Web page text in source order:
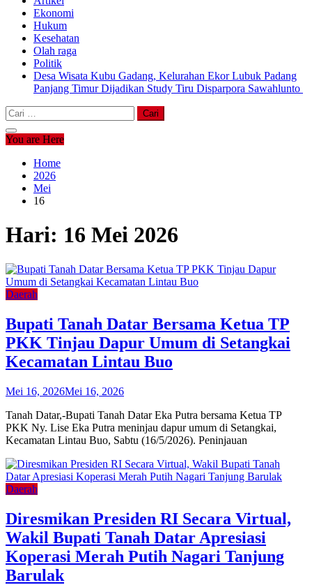
Ekonomi
Hukum
Kesehatan
Olah raga
Politik
Desa Wisata Kubu Gadang, Kelurahan Ekor Lubuk Padang
Panjang Timur Dijadikan Study Tiru Disparpora Sawahlunto
Cari
untuk:
You are Here
Home
2026
Mei
16
Hari: 16 Mei 2026
Daerah
Bupati Tanah Datar Bersama Ketua TP
PKK Tinjau Dapur Umum di Setangkai
Kecamatan Lintau Buo
Mei 16, 2026Mei 16, 2026
Tanah Datar,-Bupati Tanah Datar Eka Putra bersama Ketua TP
PKK Ny. Lise Eka Putra meninjau dapur umum di Setangkai,
Kecamatan Lintau Buo, Sabtu (16/5/2026). Peninjauan
Daerah
Diresmikan Presiden RI Secara Virtual,
Wakil Bupati Tanah Datar Apresiasi
Koperasi Merah Putih Nagari Tanjung
Barulak